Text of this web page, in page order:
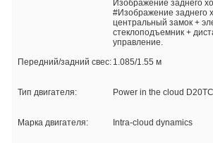
Изображение заднего
#Изображение заднего
центральный замок +
стеклоподъемник +
управление.
Передний/задний свес: 1.085/1.55 м
Тип двигателя: Power in the cloud
Марка двигателя: Intra-cloud dynamics